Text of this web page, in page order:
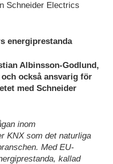
Schneider Electrics
energiprestanda
Albinsson-Godlund,
också ansvarig för
med Schneider
inom
KNX som det naturliga
Med EU-
kallad